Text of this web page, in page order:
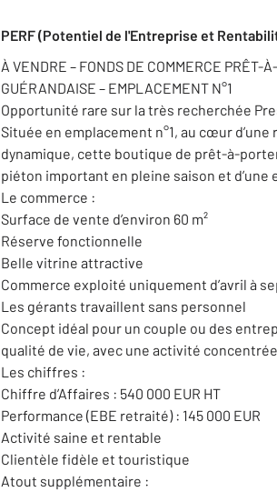
PERF (Potentiel de l'Entreprise et
À VENDRE – FONDS DE COMMERCE PRÊT-
GUÉRANDAISE – EMPLACEMENT N°1
Opportunité rare sur la très recherchée
Située en emplacement n°1, au cœur
dynamique, cette boutique de prêt-à-
piéton important en pleine saison et d’une
Le commerce :
Surface de vente d’environ 60 m²
Réserve fonctionnelle
Belle vitrine attractive
Commerce exploité uniquement d’avril à
Les gérants travaillent sans personnel
Concept idéal pour un couple ou des
qualité de vie, avec une activité concentrée
Les chiffres :
Chiffre d’Affaires : 540 000 EUR HT
Performance (EBE retraité) : 145 000 EUR
Activité saine et rentable
Clientèle fidèle et touristique
Atout supplémentaire :